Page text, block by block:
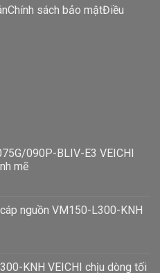
Chính sách bảo mậtĐiều
090P-BLIV-E3 VEICHI
mẽ
AC600-
090P-
nguồn VM150-L300-KNH
KNH VEICHI chịu dòng tối